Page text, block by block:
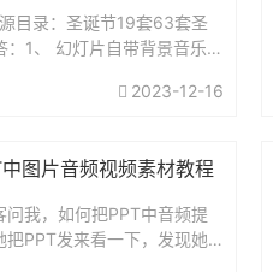
目录：圣诞节19套63套圣
1、 幻灯片自带背景音乐如
2023-12-16
图片音频视频素材教程
问我，如何把PPT中音频提
把PPT发来看一下，发现她